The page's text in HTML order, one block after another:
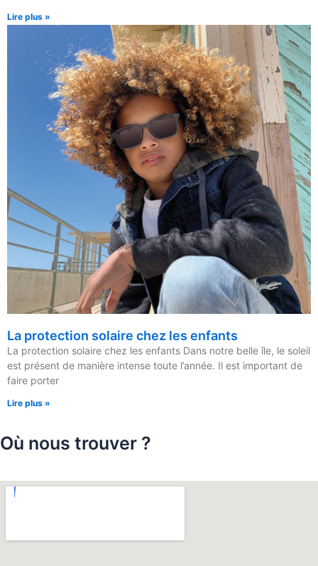
Lire plus »
La protection solaire chez les enfants
La protection solaire chez les enfants Dans notre belle île, le soleil
est présent de manière intense toute l’année. Il est important de
faire porter
Lire plus »
Où nous trouver ?